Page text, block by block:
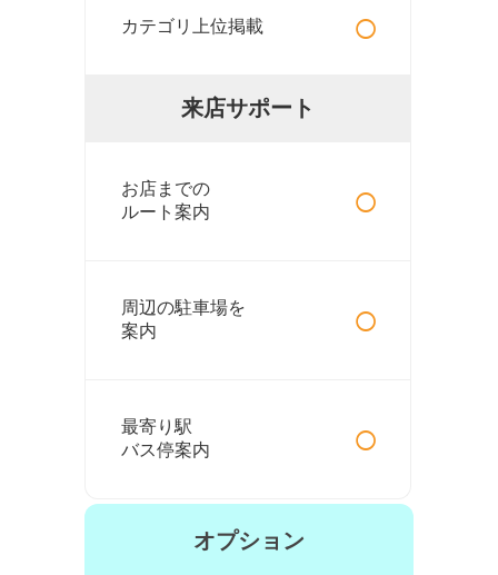
カテゴリ上位掲載 ○
来店サポート
お店までの
ルート案内
○
周辺の駐車場を
案内
○
最寄り駅
バス停案内
○
オプション